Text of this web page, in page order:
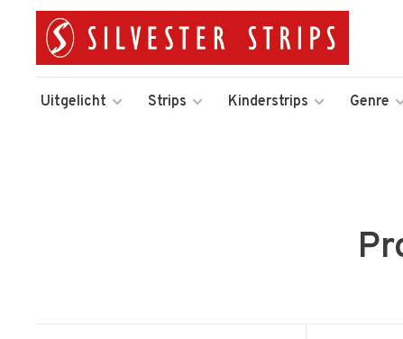
Uitgelicht Strips Kinderstrips Genre